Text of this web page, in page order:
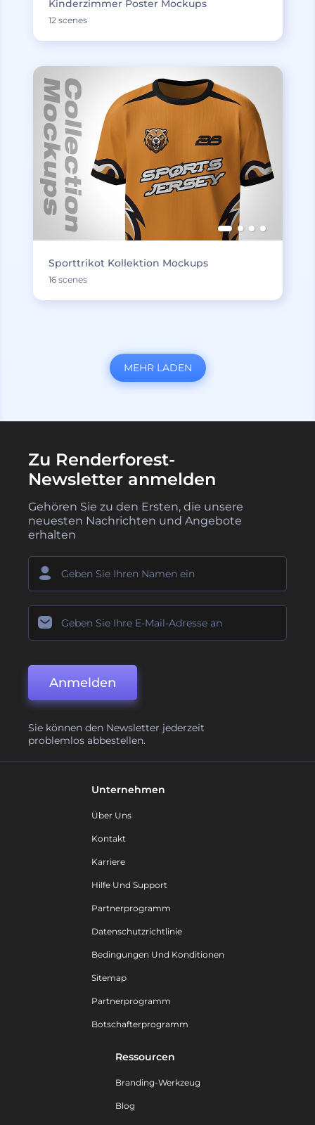
Kinderzimmer Poster Mockups
12 scenes
Sporttrikot Kollektion Mockups
16 scenes
MEHR LADEN
Zu Renderforest-
Newsletter anmelden
Gehören Sie zu den Ersten, die unsere
neuesten Nachrichten und Angebote
erhalten
Anmelden
Sie können den Newsletter jederzeit
problemlos abbestellen.
Unternehmen
Über Uns
Kontakt
Karriere
Hilfe Und Support
Partnerprogramm
Datenschutzrichtlinie
Bedingungen Und Konditionen
Sitemap
Partnerprogramm
Botschafterprogramm
Ressourcen
Branding-Werkzeug
Blog